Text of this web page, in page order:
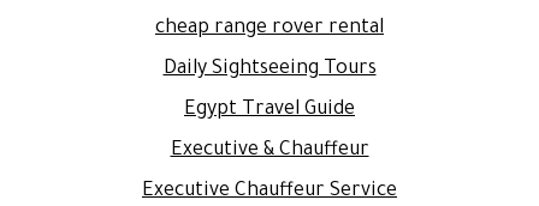
cheap range rover rental
Daily Sightseeing Tours
Egypt Travel Guide
Executive & Chauffeur
Executive Chauffeur Service